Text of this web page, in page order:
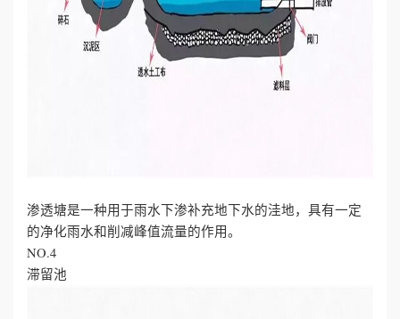
渗透塘是一种用于雨水下渗补充地下水的洼地，具有一定
的净化雨水和削减峰值流量的作用。
NO.4
滞留池